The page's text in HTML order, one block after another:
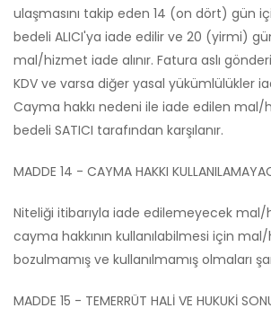
ulaşmasını takip eden 14 (on dört) gün
bedeli ALICI'ya iade edilir ve 20 (yirmi)
mal/hizmet iade alınır. Fatura aslı
KDV ve varsa diğer yasal yükümlülükler
Cayma hakkı nedeni ile iade edilen
bedeli SATICI tarafından karşılanır.
MADDE 14 - CAYMA HAKKI
Niteliği itibarıyla iade edilemeyecek
cayma hakkının kullanılabilmesi için
bozulmamış ve kullanılmamış olmaları
MADDE 15 - TEMERRÜT HALİ VE HUKUKİ